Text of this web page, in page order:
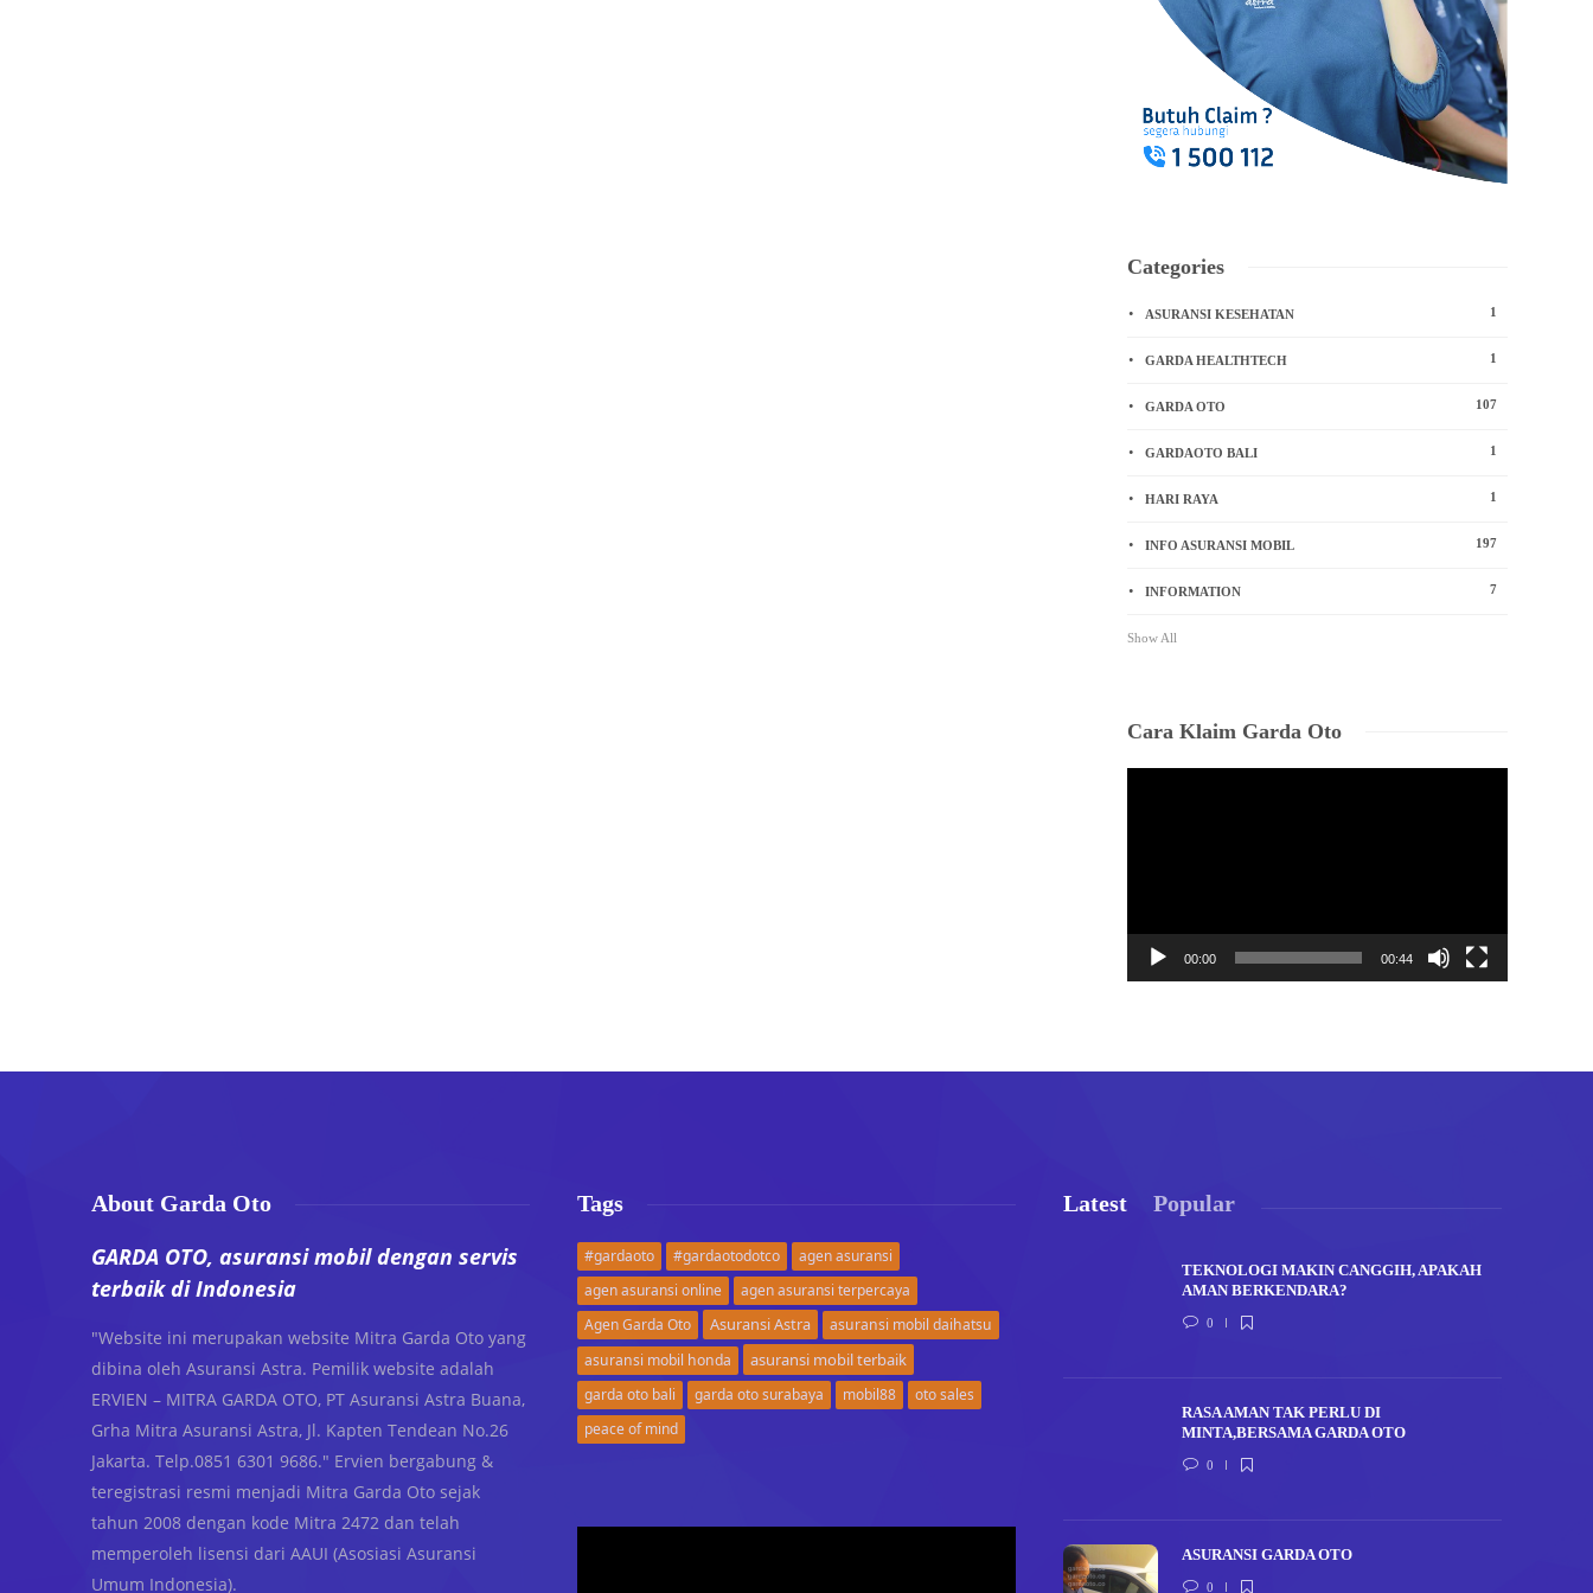
Categories
ASURANSI KESEHATAN 1
GARDA HEALTHTECH 1
GARDA OTO 107
GARDAOTO BALI 1
HARI RAYA 1
INFO ASURANSI MOBIL 197
INFORMATION 7
Show All
Cara Klaim Garda Oto
00:00 00:44
About Garda Oto
GARDA OTO, asuransi mobil dengan servis
terbaik di Indonesia
"Website ini merupakan website Mitra Garda Oto yang
dibina oleh Asuransi Astra. Pemilik website adalah
ERVIEN – MITRA GARDA OTO, PT Asuransi Astra Buana,
Grha Mitra Asuransi Astra, Jl. Kapten Tendean No.26
Jakarta. Telp.0851 6301 9686." Ervien bergabung &
teregistrasi resmi menjadi Mitra Garda Oto sejak
tahun 2008 dengan kode Mitra 2472 dan telah
memperoleh lisensi dari AAUI (Asosiasi Asuransi
Umum Indonesia).
Tags
#gardaoto #gardaotodotco
agen asuransi
agen asuransi online
agen asuransi terpercaya
Agen Garda Oto
Asuransi Astra
asuransi mobil daihatsu
asuransi mobil honda
asuransi mobil terbaik
garda oto bali garda oto surabaya mobil88
oto sales
peace of mind
Latest Popular
TEKNOLOGI MAKIN CANGGIH, APAKAH
AMAN BERKENDARA?
0
RASA AMAN TAK PERLU DI
MINTA,BERSAMA GARDA OTO
0
ASURANSI GARDA OTO
0